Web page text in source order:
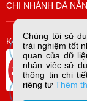
CHI NHÁNH ĐÀ
K42/H2/14 Tiểu La,
Chúng tôi sử
trải nghiệm tốt
quan của dữ
nhận việc sử
thông tin chi
riêng tưThêm